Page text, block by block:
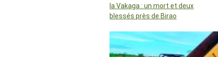
la Vakaga : un mort et deux
blessés près de Birao